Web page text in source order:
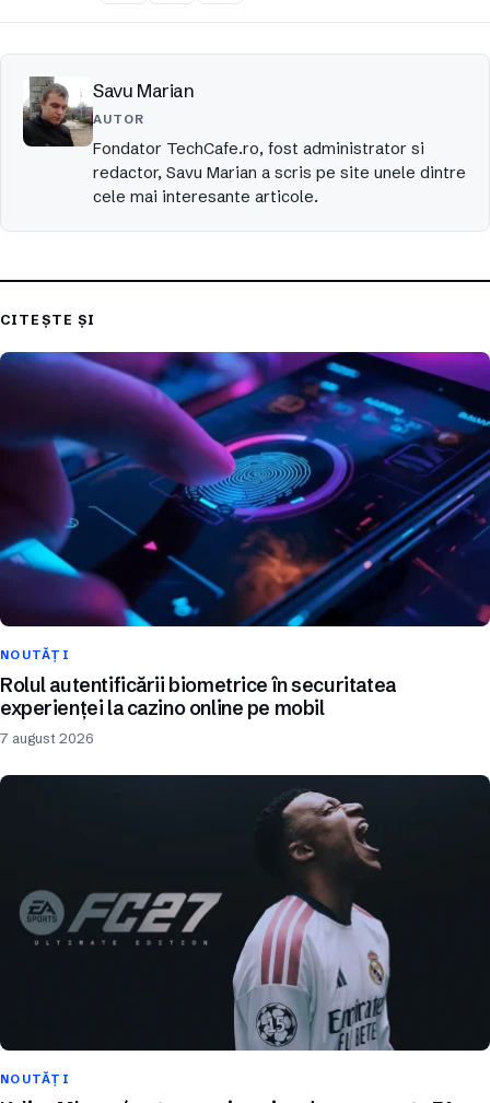
Savu Marian
AUTOR
Fondator TechCafe.ro, fost administrator si
redactor, Savu Marian a scris pe site unele dintre
cele mai interesante articole.
CITEȘTE ȘI
NOUTĂȚI
Rolul autentificării biometrice în securitatea
experienței la cazino online pe mobil
7 august 2026
NOUTĂȚI